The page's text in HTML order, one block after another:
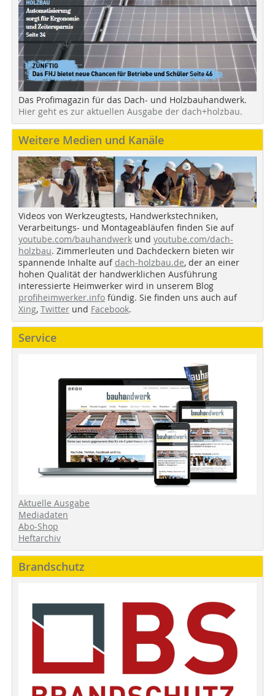
Das Profimagazin für das Dach- und Holzbauhandwerk.
Hier geht es zur aktuellen Ausgabe der dach+holzbau.
Weitere Medien und Kanäle
Videos von Werkzeugtests, Handwerkstechniken,
Verarbeitungs- und Montageabläufen finden Sie auf
youtube.com/bauhandwerk und youtube.com/dach-
holzbau. Zimmerleuten und Dachdeckern bieten wir
spannende Inhalte auf dach-holzbau.de, der an einer
hohen Qualität der handwerklichen Ausführung
interessierte Heimwerker wird in unserem Blog
profiheimwerker.info fündig. Sie finden uns auch auf
Xing, Twitter und Facebook.
Service
Aktuelle Ausgabe
Mediadaten
Abo-Shop
Heftarchiv
Brandschutz